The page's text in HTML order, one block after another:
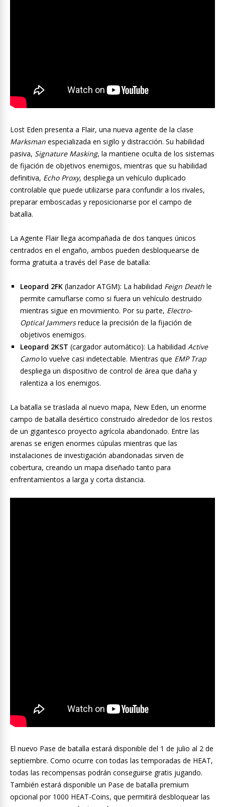
Lost Eden presenta a Flair, una nueva agente de la clase
Marksman especializada en sigilo y distracción. Su habilidad
pasiva, Signature Masking, la mantiene oculta de los sistemas
de fijación de objetivos enemigos, mientras que su habilidad
definitiva, Echo Proxy, despliega un vehículo duplicado
controlable que puede utilizarse para confundir a los rivales,
preparar emboscadas y reposicionarse por el campo de
batalla.
La Agente Flair llega acompañada de dos tanques únicos
centrados en el engaño, ambos pueden desbloquearse de
forma gratuita a través del Pase de batalla:
Leopard 2FK (lanzador ATGM): La habilidad Feign Death le
permite camuflarse como si fuera un vehículo destruido
mientras sigue en movimiento. Por su parte, Electro-
Optical Jammersreduce la precisión de la fijación de
objetivos enemigos.
Leopard 2KST (cargador automático): La habilidad Active
Camolo vuelve casi indetectable. Mientras que EMP Trap
despliega un dispositivo de control de área que daña y
ralentiza a los enemigos.
La batalla se traslada al nuevo mapa, New Eden, un enorme
campo de batalla desértico construido alrededor de los restos
de un gigantesco proyecto agrícola abandonado. Entre las
arenas se erigen enormes cúpulas mientras que las
instalaciones de investigación abandonadas sirven de
cobertura, creando un mapa diseñado tanto para
enfrentamientos a larga y corta distancia.
El nuevo Pase de batalla estará disponible del 1 de julio al 2 de
septiembre. Como ocurre con todas las temporadas de HEAT,
todas las recompensas podrán conseguirse gratis jugando.
También estará disponible un Pase de batalla premium
opcional por 1000 HEAT-Coins, que permitirá desbloquear las